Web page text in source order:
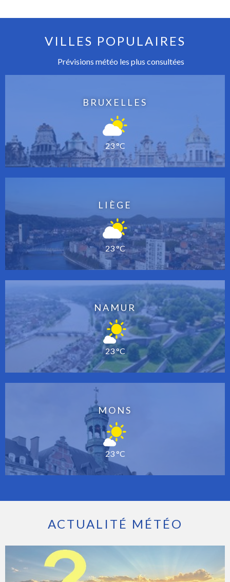
VILLES POPULAIRES
Prévisions météo les plus consultées
BRUXELLES
23 °C
LIÈGE
23 °C
NAMUR
23 °C
MONS
23 °C
ACTUALITÉ MÉTÉO